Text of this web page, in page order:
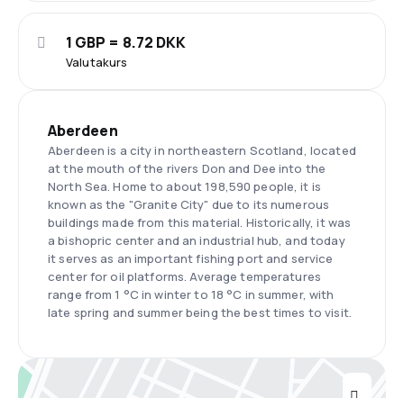
Valutakurs
1 GBP = 8.72 DKK
Aberdeen
Aberdeen is a city in northeastern Scotland, located
at the mouth of the rivers Don and Dee into the
North Sea. Home to about 198,590 people, it is
known as the "Granite City" due to its numerous
buildings made from this material. Historically, it was
a bishopric center and an industrial hub, and today
it serves as an important fishing port and service
center for oil platforms. Average temperatures
range from 1 °C in winter to 18 °C in summer, with
late spring and summer being the best times to visit.